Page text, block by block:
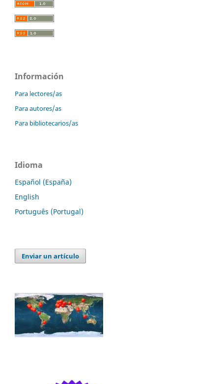
Información
Para lectores/as
Para autores/as
Para bibliotecarios/as
Idioma
Español (España)
English
Português (Portugal)
Enviar un artículo